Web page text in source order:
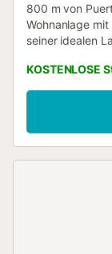
800 m von
Wohnanlage
seiner idealen
Strandclubs,
Faulenzen.
einem
Schlafzimmer,
zum
KOSTENLOSE